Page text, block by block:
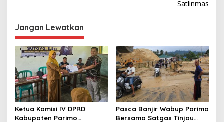
g
a
s
i
p
o
s
Satlinmas
Jangan Lewatkan
Ketua Komisi IV DPRD
Kabupaten Parimo
Pasca Banjir Wabup Parimo
Bersama Satgas Tinjau